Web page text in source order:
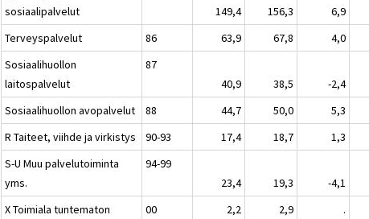
sosiaalipalvelut
149,4
156,3 6,9
Terveyspalvelut
86 63,9 67,8 4,0
Sosiaalihuollon
laitospalvelut
87
40,9
38,5 -2,4
Sosiaalihuollon avopalvelut
88 44,7 50,0 5,3
R Taiteet, viihde ja virkistys
90-93 17,4 18,7 1,3
S-U Muu palvelutoiminta
yms.
94-99
23,4
19,3 -4,1
X Toimiala tuntematon
00 2,2 2,9 .